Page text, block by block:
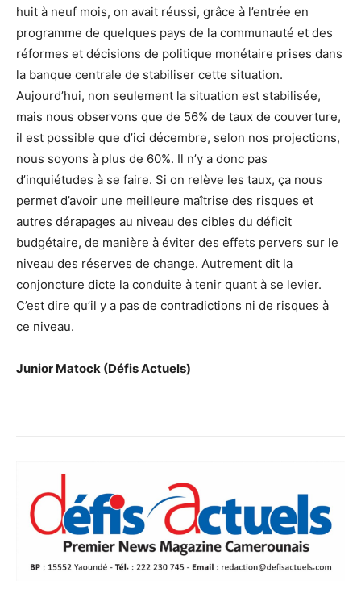
huit à neuf mois, on avait réussi, grâce à l’entrée en
programme de quelques pays de la communauté et des
réformes et décisions de politique monétaire prises dans
la banque centrale de stabiliser cette situation.
Aujourd’hui, non seulement la situation est stabilisée,
mais nous observons que de 56% de taux de couverture,
il est possible que d’ici décembre, selon nos projections,
nous soyons à plus de 60%. Il n’y a donc pas
d’inquiétudes à se faire. Si on relève les taux, ça nous
permet d’avoir une meilleure maîtrise des risques et
autres dérapages au niveau des cibles du déficit
budgétaire, de manière à éviter des effets pervers sur le
niveau des réserves de change. Autrement dit la
conjoncture dicte la conduite à tenir quant à se levier.
C’est dire qu’il y a pas de contradictions ni de risques à
ce niveau.
Junior Matock (Défis Actuels)